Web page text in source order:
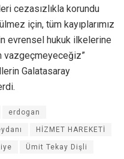
cezasızlıkla korundu
için, tüm kayıplarımız
evrensel hukuk ilkelerine
vazgeçmeyeceğiz”
Galatasaray
erdogan
HİZMET HAREKETİ
Ümit Tekay Dişli